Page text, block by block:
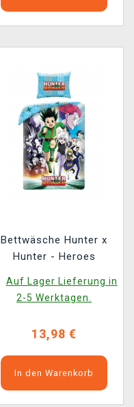
Bettwäsche Hunter x
Hunter - Heroes
Auf Lager Lieferung in
2-5 Werktagen.
13,98 €
In den Warenkorb